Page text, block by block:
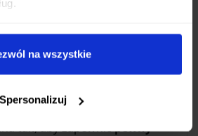
na wszystkie
Spersonalizuj
jednolita konstrukcja:
ostrzem a rękojeścią sprawia,
higieniczny
kropkami została
tak, aby zapewnićpewny